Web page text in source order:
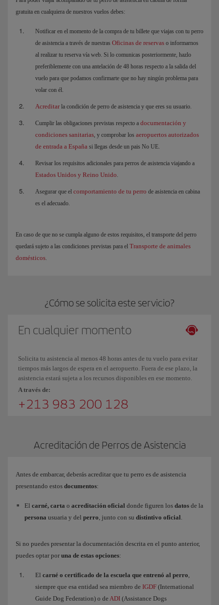
gratuita en cualquiera de nuestros vuelos debes:
Notificar en el momento de la compra de tu billete que viajas con tu perro
de asistencia a través de nuestras Oficinas de reservas o informarnos
al realizar tu reserva vía web. Si lo comunicas posteriormente, hazlo
preferiblemente con una antelación de 48 horas respecto a la salida del
vuelo para que podamos confirmarte que no hay ningún problema para
volar con él.
Acreditarla condición de perro de asistencia y que eres su usuario.
Cumplir las obligaciones previstas respecto a documentación y
condiciones sanitarias, y comprobar los aeropuertos autorizados
de entrada a España si llegas desde un pais No UE.
Revisar los requisitos adicionales para perros de asistencia viajando a
Estados Unidos y Reino Unido.
Asegurar que el comportamiento de tu perro de asistencia en cabina
es el adecuado.
En caso de que no se cumpla alguno de estos requisitos, el transporte del perro
quedará sujeto a las condiciones previstas para el Transporte de animales
domésticos.
¿Cómo se solicita este servicio?
En cualquier momento
Solicita tu asistencia al menos 48 horas antes de tu vuelo para evitar
tiempos más largos de espera en el aeropuerto. Fuera de ese plazo, la
asistencia estará sujeta a los recursos disponibles en ese momento.
A través de:
+213 983 200 128
Acreditación de Perros de Asistencia
Antes de embarcar, deberás acreditar que tu perro es de asistencia
presentando estos documentos:
El carné, carta o acreditación oficial donde figuren los datos de la
persona usuaria y del perro, junto con su distintivo oficial.
Si no puedes presentar la documentación descrita en el punto anterior,
puedes optar por una de estas opciones:
El carné o certificado de la escuela que entrenó al perro,
siempre que esa entidad sea miembro de IGDF (International
Guide Dog Federation) o de ADI (Assistance Dogs